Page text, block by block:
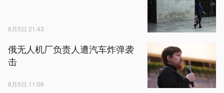
8月5日 21:43
俄无人机厂负责人遭汽车炸弹袭
击
8月5日 11:08